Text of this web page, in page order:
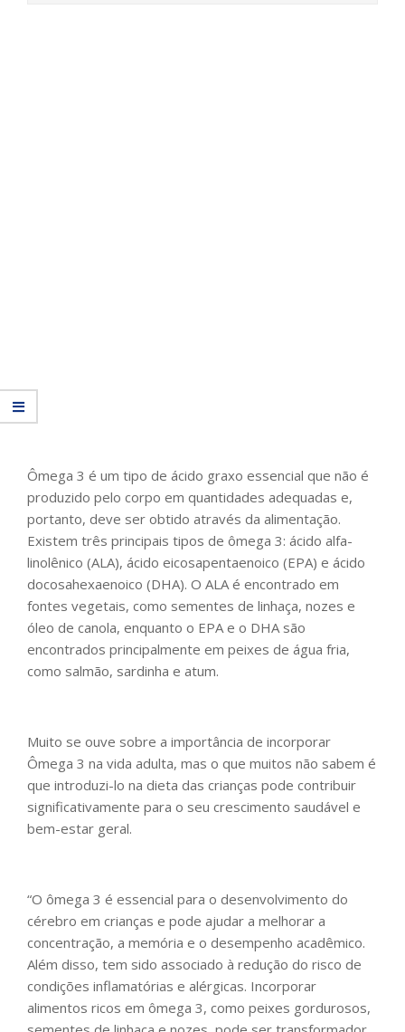
Ômega 3 é um tipo de ácido graxo essencial que não é
produzido pelo corpo em quantidades adequadas e,
portanto, deve ser obtido através da alimentação.
Existem três principais tipos de ômega 3: ácido alfa-
linolênico (ALA), ácido eicosapentaenoico (EPA) e ácido
docosahexaenoico (DHA). O ALA é encontrado em
fontes vegetais, como sementes de linhaça, nozes e
óleo de canola, enquanto o EPA e o DHA são
encontrados principalmente em peixes de água fria,
como salmão, sardinha e atum.
Muito se ouve sobre a importância de incorporar
Ômega 3 na vida adulta, mas o que muitos não sabem é
que introduzi-lo na dieta das crianças pode contribuir
significativamente para o seu crescimento saudável e
bem-estar geral.
“O ômega 3 é essencial para o desenvolvimento do
cérebro em crianças e pode ajudar a melhorar a
concentração, a memória e o desempenho acadêmico.
Além disso, tem sido associado à redução do risco de
condições inflamatórias e alérgicas. Incorporar
alimentos ricos em ômega 3, como peixes gordurosos,